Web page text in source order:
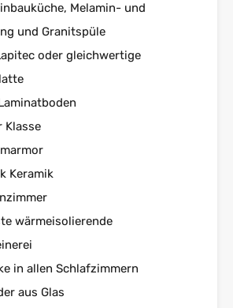
Melamin- und
und Granitspüle
oder gleichwertige
Klasse
Keramik
wärmeisolierende
in allen Schlafzimmern
aus Glas